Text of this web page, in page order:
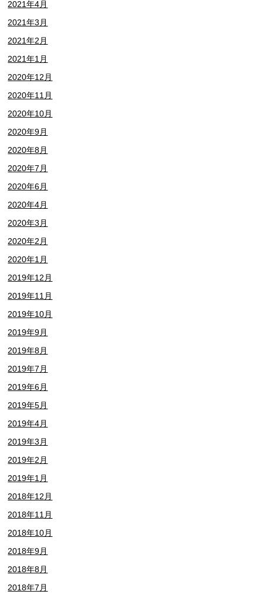
2021年4月
2021年3月
2021年2月
2021年1月
2020年12月
2020年11月
2020年10月
2020年9月
2020年8月
2020年7月
2020年6月
2020年4月
2020年3月
2020年2月
2020年1月
2019年12月
2019年11月
2019年10月
2019年9月
2019年8月
2019年7月
2019年6月
2019年5月
2019年4月
2019年3月
2019年2月
2019年1月
2018年12月
2018年11月
2018年10月
2018年9月
2018年8月
2018年7月